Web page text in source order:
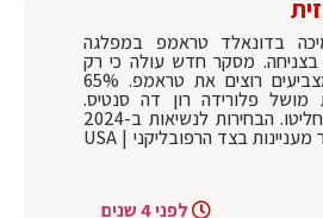
בדונאלד טראמפ במפלגה
בצניחה. מסקר חדש עולה כי רק
כ-31% מהמצביעים רוצים את טראמפ. 65%
מושל פלורידה רון דה סנטיס.
ו-14% לא החליטו. הבחירות לנשיאות ב-2024
יהיו הרבה יותר מעניינות בצד הרפובליקני | USA
לפני 4 שנים